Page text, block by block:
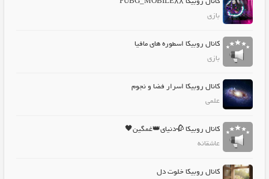
بازی
کانال روبیکا اسطوره های مافیا
بازی
کانال روبیکا اسرار فضا و نجوم
علمی
کانال روبیکا 🥀دنیای👑غمگین🖤
عاشقانه
کانال روبیکا خلوت دل